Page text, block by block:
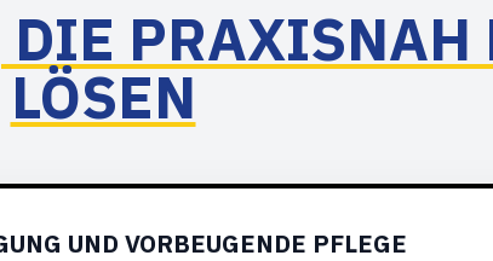
PRAXISNAH
LÖSEN
UND VORBEUGENDE PFLEGE